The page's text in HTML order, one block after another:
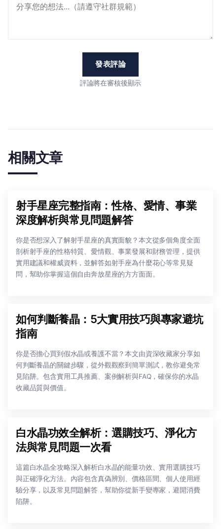
發表評論
評論將在審核後顯示
相關文章
射手星座完整指南：性格、愛情、事業
深度解析與常見問題解答
你是否想深入了解射手星座的真實面貌？本文從多個角度全面
剖析射手座的性格特質、愛情觀、事業發展和財務管理，提供
實用建議和權威資料，並解答如射手座為什麼花心等常見疑
問，幫助你掌握這個自由奔放星座的方方面面。
如何判斷養晶：5大實用技巧與專家避坑
指南
你是否擔心買到假水晶或養護不當？本文由資深收藏家分享如
何判斷養晶的關鍵步驟，從外觀觀察到簡單測試，教你避免常
見陷阱。包含實用工具推薦、案例解析與FAQ，確保你的水晶
收藏品質與價值。
白水晶功效全解析：選購技巧、淨化方
法與常見問題一次看
這篇白水晶全攻略深入解析白水晶的能量功效、實用選購技巧
與正確淨化方法。內容包含真偽辨別、價格區間、個人使用經
驗分享，以及常見問題解答，幫助你從新手變專家，避開消費
陷阱。